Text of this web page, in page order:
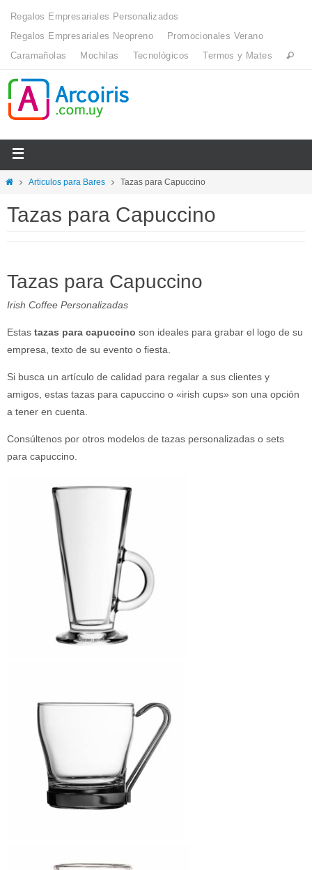
Regalos Empresariales Personalizados
Regalos Empresariales Neopreno
Promocionales Verano
Caramañolas
Mochilas Tecnológicos Termos y Mates
Articulos para Bares Tazas para Capuccino
Tazas para Capuccino
Tazas para Capuccino
Irish Coffee Personalizadas
Estas tazas para capuccino son ideales para grabar el logo de su
empresa, texto de su evento o fiesta.
Si busca un artículo de calidad para regalar a sus clientes y
amigos, estas tazas para capuccino o «irish cups» son una opción
a tener en cuenta.
Consúltenos por otros modelos de tazas personalizadas o sets
para capuccino.